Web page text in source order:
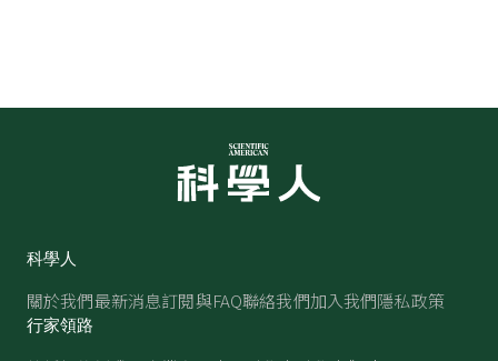
科學人
關於我們最新消息訂閱與FAQ聯絡我們加入我們隱私政策
行家領路